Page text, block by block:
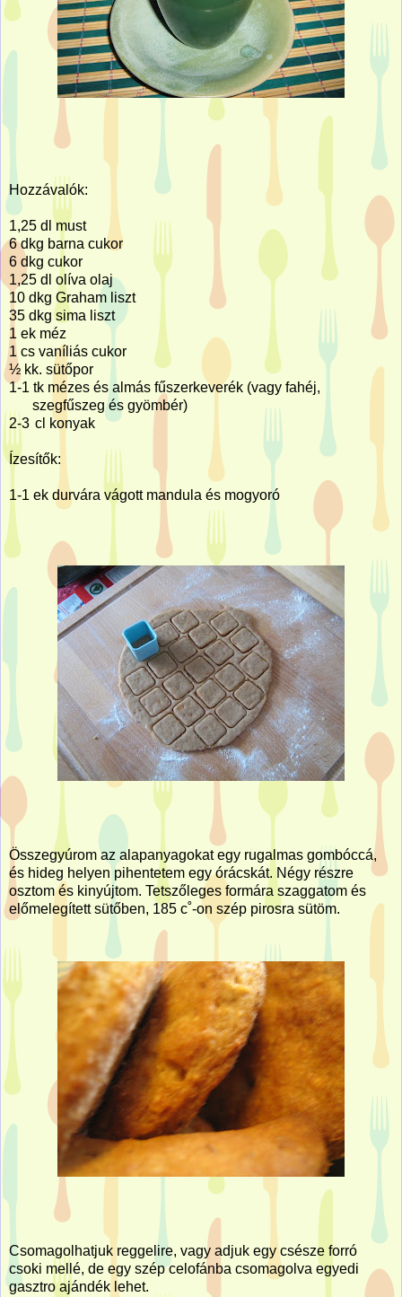
Hozzávalók:
1,25 dl must
6 dkg barna cukor
6 dkg cukor
1,25 dl olíva olaj
10 dkg Graham liszt
35 dkg sima liszt
1 ek méz
1 cs vaníliás cukor
½ kk. sütőpor
1-1 tk mézes és almás fűszerkeverék (vagy fahéj,
szegfűszeg és gyömbér)
2-3 cl konyak
Ízesítők:
1-1 ek durvára vágott mandula és mogyoró
Összegyúrom az alapanyagokat egy rugalmas gombóccá,
és hideg helyen pihentetem egy órácskát. Négy részre
osztom és kinyújtom. Tetszőleges formára szaggatom és
előmelegített sütőben, 185 c˚-on szép pirosra sütöm.
Csomagolhatjuk reggelire, vagy adjuk egy csésze forró
csoki mellé, de egy szép celofánba csomagolva egyedi
gasztro ajándék lehet.